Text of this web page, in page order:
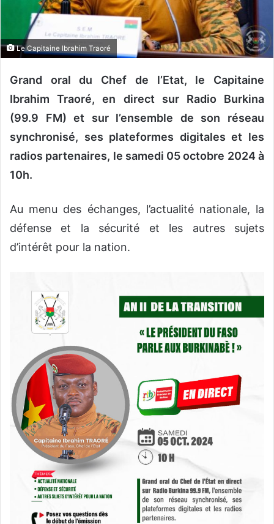
i
l
Le Capitaine Ibrahim Traoré
Grand oral du Chef de l’Etat, le Capitaine
Ibrahim Traoré, en direct sur Radio Burkina
(99.9 FM) et sur l’ensemble de son réseau
synchronisé, ses plateformes digitales et les
radios partenaires, le samedi 05 octobre 2024 à
10h.
Au menu des échanges, l’actualité nationale, la
défense et la sécurité et les autres sujets
d’intérêt pour la nation.